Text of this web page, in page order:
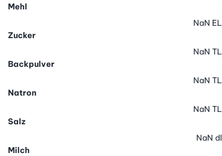
Mehl
Zucker
NaN EL
Backpulver
NaN TL
Natron
NaN TL
Salz
NaN TL
Milch
NaN dl